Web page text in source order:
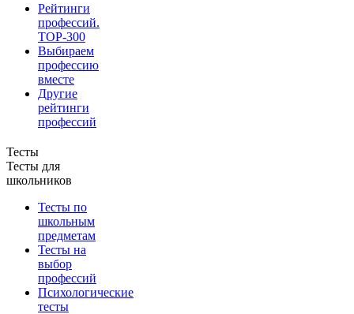
Рейтинги
профессий.
TOP-300
Выбираем
профессию
вместе
Другие
рейтинги
профессий
Тесты
Тесты для
школьников
Тесты по
школьным
предметам
Тесты на
выбор
профессий
Психологические
тесты